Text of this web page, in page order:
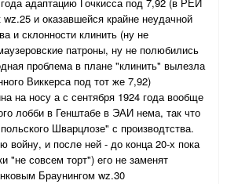
адаптацию Гочкисса под 7,92 (в РЕИ
и оказавшейся крайне неудачной
и склонности клинить (ну не
патроны, ну не полюбились
проблема в плане "клинить" вылезла
Виккерса под тот же 7,92)
на носу а с сентября 1924 года вообще
лобби в Генштабе в ЭАИ нема, так что
Шварцлозе" с производтства.
войну, и после ней - до конца 20-х пока
"не совсем торт") его не заменят
Браунингом wz.30